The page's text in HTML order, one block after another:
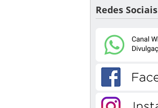
Redes Sociais